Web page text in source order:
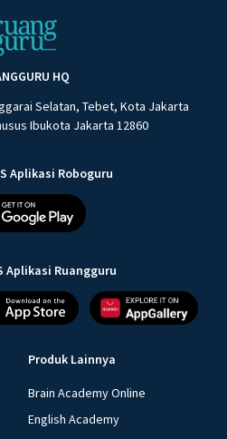
HQ
Selatan, Tebet, Kota Jakarta
Ibukota Jakarta 12860
Aplikasi Roboguru
Aplikasi Ruangguru
Produk Lainnya
Brain Academy Online
English Academy